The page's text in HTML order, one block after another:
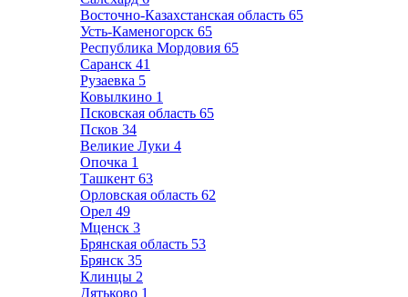
Восточно-Казахстанская область 65
Усть-Каменогорск 65
Республика Мордовия 65
Саранск 41
Рузаевка 5
Ковылкино 1
Псковская область 65
Псков 34
Великие Луки 4
Опочка 1
Ташкент 63
Орловская область 62
Орел 49
Мценск 3
Брянская область 53
Брянск 35
Клинцы 2
Дятьково 1